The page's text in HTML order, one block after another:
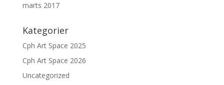
marts 2017
Kategorier
Cph Art Space 2025
Cph Art Space 2026
Uncategorized